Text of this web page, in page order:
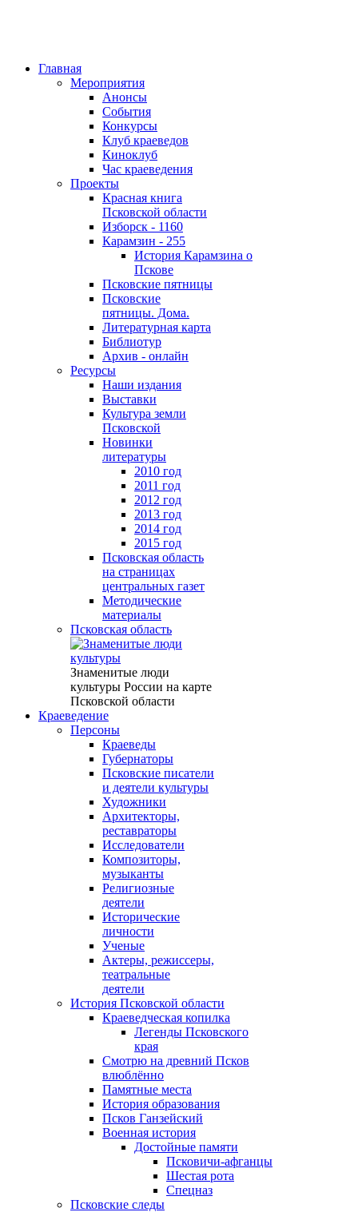
Главная
Мероприятия
Анонсы
События
Конкурсы
Клуб краеведов
Киноклуб
Час краеведения
Проекты
Красная книга
Псковской области
Изборск - 1160
Карамзин - 255
История Карамзина о
Пскове
Псковские пятницы
Псковские
пятницы. Дома.
Литературная карта
Библиотур
Архив - онлайн
Ресурсы
Наши издания
Выставки
Культура земли
Псковской
Новинки
литературы
2010 год
2011 год
2012 год
2013 год
2014 год
2015 год
Псковская область
на страницах
центральных газет
Методические
материалы
Псковская область
Знаменитые люди
культуры России на карте
Псковской области
Краеведение
Персоны
Краеведы
Губернаторы
Псковские писатели
и деятели культуры
Художники
Архитекторы,
реставраторы
Исследователи
Композиторы,
музыканты
Религиозные
деятели
Исторические
личности
Ученые
Актеры, режиссеры,
театральные
деятели
История Псковской области
Краеведческая копилка
Легенды Псковского
края
Смотрю на древний Псков
влюблённо
Памятные места
История образования
Псков Ганзейский
Военная история
Достойные памяти
Псковичи-афганцы
Шестая рота
Спецназ
Псковские следы